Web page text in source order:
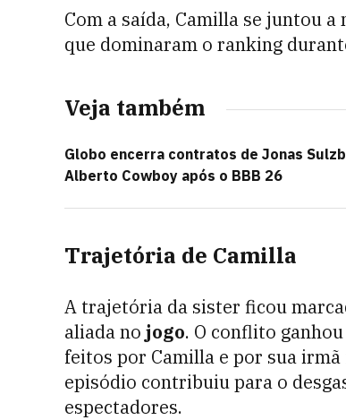
Com a saída, Camilla se juntou a
que dominaram o ranking
Veja também
Globo encerra contratos de Jonas
Alberto Cowboy após o BBB 26
Trajetória de Camilla
A trajetória da sister ficou
aliada no jogo. O conflito
feitos por Camilla e por sua
episódio contribuiu para o
espectadores.